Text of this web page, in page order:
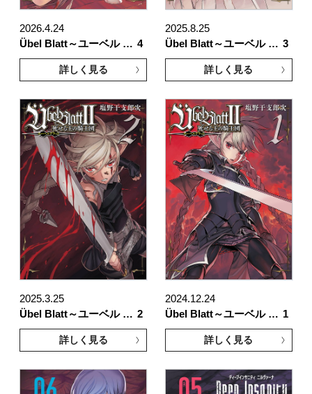
2026.4.24
Übel Blatt～ユーベル … 4
詳しく見る
2025.8.25
Übel Blatt～ユーベル … 3
詳しく見る
2025.3.25
Übel Blatt～ユーベル … 2
詳しく見る
2024.12.24
Übel Blatt～ユーベル … 1
詳しく見る